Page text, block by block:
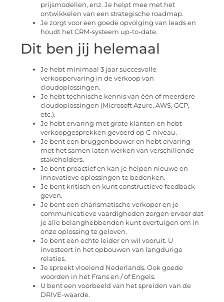
prijsmodellen, enz. Je helpt mee met het
ontwikkelen van een strategische roadmap.
Je zorgt voor een goede opvolging van leads en
houdt het CRM-systeem up-to-date.
Dit ben jij helemaal
Je hebt minimaal 3 jaar succesvolle
verkoopervaring in de verkoop van
cloudoplossingen.
Je hebt technische kennis van één of meerdere
cloudoplossingen (Microsoft Azure, AWS, GCP,
etc.).
Je hebt ervaring met grote klanten en hebt
verkoopgesprekken gevoerd op C-niveau.
Je bent een bruggenbouwer en hebt ervaring
met het samen laten werken van verschillende
stakeholders.
Je bent proactief en kan je helpen nieuwe en
innovatieve oplossingen te bedenken.
Je bent kritisch en kunt constructieve feedback
geven.
Je bent een charismatische verkoper en je
communicatieve vaardigheden zorgen ervoor dat
je alle belanghebbenden kunt overtuigen om in
onze oplossing te geloven.
Je bent een echte leider en wil vooruit. U
investeert in het opbouwen van langdurige
relaties.
Je spreekt vloeiend Nederlands. Ook goede
woorden in het Frans en / of Engels.
U bent een voorbeeld van het spreiden van de
DRIVE-waarde.